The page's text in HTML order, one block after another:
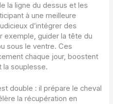
la ligne du dessus et les
à une meilleure
d’intégrer des
exemple, guider la tête du
sous le ventre. Ces
chaque jour, boostent
la souplesse.
double : il prépare le cheval
la récupération en